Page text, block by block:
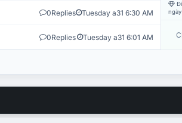
0Replies Tuesday a31 6:30 AM
0Replies Tuesday a31 6:01 AM